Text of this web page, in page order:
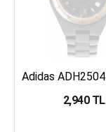
2,940 TL